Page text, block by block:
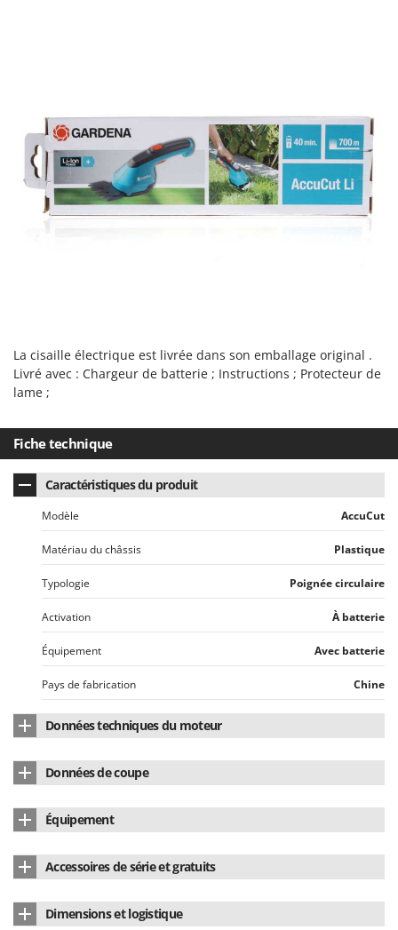
Marina Systems
Master
Mastercook
Masterpro
McCulloch
Mockmill
More than chef
MOVA
Mowox
MTD
New O.M.R.A.
Nilfisk
Ninja
Novatec
Novital
NuAir
NuovaFac
O
Oliviero
Olix
OMA
Omas
Ooni
La cisaille électrique est livrée dans son emballage original .
Livré avec : Chargeur de batterie ; Instructions ; Protecteur de
lame ;
Fiche technique
Caractéristiques du produit
Modèle AccuCut
Matériau du châssis Plastique
Typologie Poignée circulaire
Activation À batterie
Équipement Avec batterie
Pays de fabrication Chine
Données techniques du moteur
Type de batterie Lithium (Li-Ion)
Alimentation
Pays de fabrication Chine
Données de coupe
Type de lame Acier
Équipement
Accessoires de série et gratuits
Dimensions et logistique